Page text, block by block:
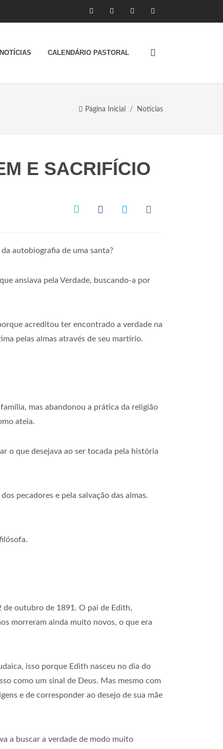
NOTÍCIAS CALENDÁRIO PASTORAL
Página Inicial Notícias
E SACRIFÍCIO
autobiografia de uma santa?
ansiava pela Verdade, buscando-a por
acreditou ter encontrado a verdade na
pelas almas através de seu martírio.
mas abandonou a prática da religião
ateia.
o que desejava ao ser tocada pela história
pecadores e pela salvação das almas.
de outubro de 1891. O pai de Edith,
morreram ainda muito novos, o que era
isso porque Edith nasceu no dia do
como um sinal de Deus. Mas mesmo com
e de corresponder ao desejo de sua mãe
a buscar a verdade de modo muito